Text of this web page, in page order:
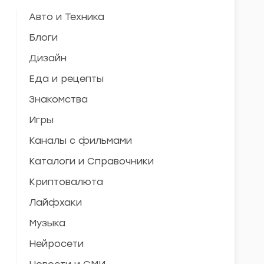
Авто и Техника
Блоги
Дизайн
Еда и рецепты
Знакомства
Игры
Каналы с фильмами
Каталоги и Справочники
Криптовалюта
Лайфхаки
Музыка
Нейросети